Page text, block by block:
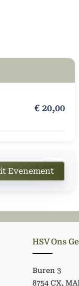
€ 20,00
Evenement
HSV Ons
Buren 3
8754 CX,